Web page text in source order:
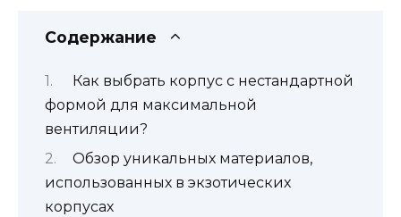
Содержание
Как выбрать корпус с нестандартной
формой для максимальной
вентиляции?
Обзор уникальных материалов,
использованных в экзотических
корпусах